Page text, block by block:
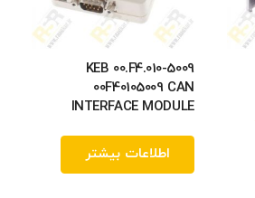
KEB 00.F4.010-5009
00F40105009 CAN
INTERFACE MODULE
اطلاعات بیشتر